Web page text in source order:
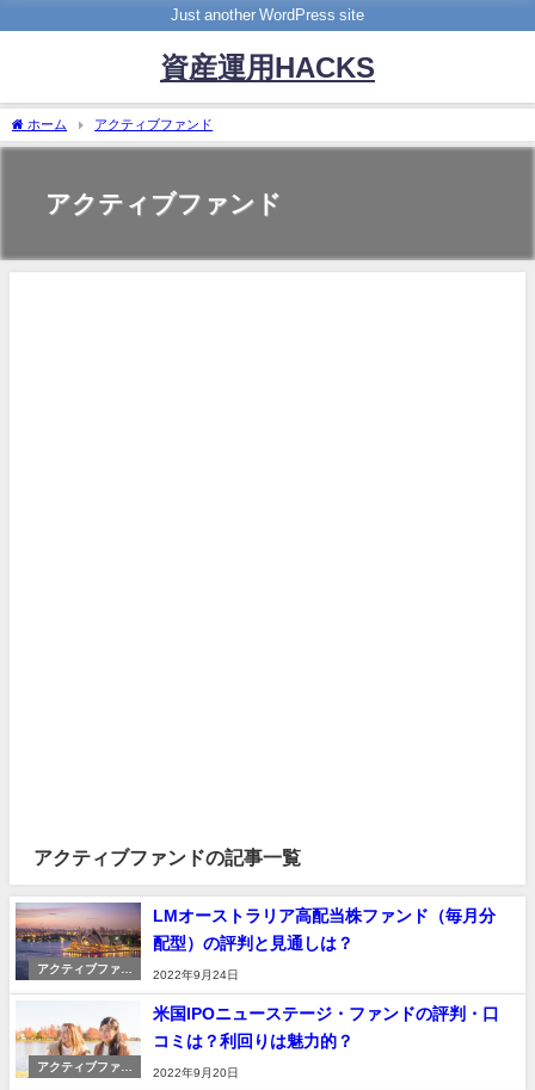
Just another WordPress site
資産運用HACKS
ホーム アクティブファンド
アクティブファンド
アクティブファンドの記事一覧
アクティブファン
LMオーストラリア高配当株ファンド（毎月分
配型）の評判と見通しは？
2022年9月24日
アクティブファン
米国IPOニューステージ・ファンドの評判・口
コミは？利回りは魅力的？
2022年9月20日